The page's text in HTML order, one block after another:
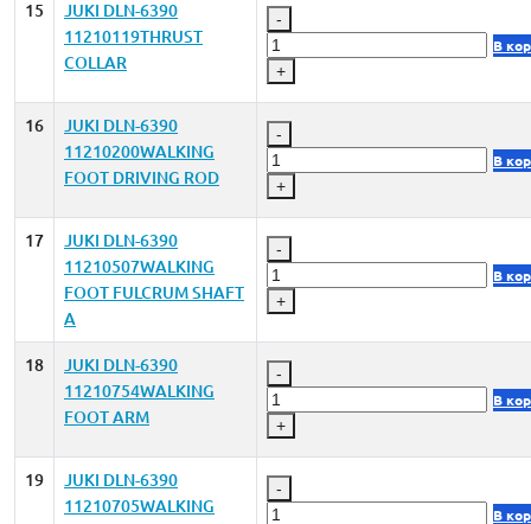
15
JUKI DLN-6390
11210119THRUST
COLLAR
-
+
В
16
JUKI DLN-6390
11210200WALKING
FOOT DRIVING ROD
-
+
В
17
JUKI DLN-6390
11210507WALKING
FOOT FULCRUM SHAFT
A
-
+
В
18
JUKI DLN-6390
11210754WALKING
FOOT ARM
-
+
В
19
JUKI DLN-6390
11210705WALKING
-
В